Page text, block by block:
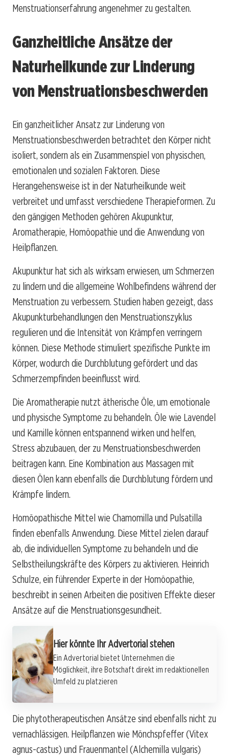
Menstruationserfahrung angenehmer zu gestalten.
Ganzheitliche Ansätze der
Naturheilkunde zur Linderung
von Menstruationsbeschwerden
Ein ganzheitlicher Ansatz zur Linderung von
Menstruationsbeschwerden betrachtet den Körper nicht
isoliert, sondern als ein Zusammenspiel von physischen,
emotionalen und sozialen Faktoren. Diese
Herangehensweise ist in der Naturheilkunde weit
verbreitet und umfasst verschiedene Therapieformen. Zu
den gängigen Methoden gehören Akupunktur,
Aromatherapie, Homöopathie und die Anwendung von
Heilpflanzen.
Akupunktur hat sich als wirksam erwiesen, um Schmerzen
zu lindern und die allgemeine Wohlbefindens während der
Menstruation zu verbessern. Studien haben gezeigt, dass
Akupunkturbehandlungen den Menstruationszyklus
regulieren und die Intensität von Krämpfen verringern
können. Diese Methode stimuliert spezifische Punkte im
Körper, wodurch die Durchblutung gefördert und das
Schmerzempfinden beeinflusst wird.
Die Aromatherapie nutzt ätherische Öle, um emotionale
und physische Symptome zu behandeln. Öle wie Lavendel
und Kamille können entspannend wirken und helfen,
Stress abzubauen, der zu Menstruationsbeschwerden
beitragen kann. Eine Kombination aus Massagen mit
diesen Ölen kann ebenfalls die Durchblutung fördern und
Krämpfe lindern.
Homöopathische Mittel wie Chamomilla und Pulsatilla
finden ebenfalls Anwendung. Diese Mittel zielen darauf
ab, die individuellen Symptome zu behandeln und die
Selbstheilungskräfte des Körpers zu aktivieren. Heinrich
Schulze, ein führender Experte in der Homöopathie,
beschreibt in seinen Arbeiten die positiven Effekte dieser
Ansätze auf die Menstruationsgesundheit.
Hier könnte Ihr Advertorial stehen
Ein Advertorial bietet Unternehmen die
Möglichkeit, ihre Botschaft direkt im redaktionellen
Umfeld zu platzieren
Die phytotherapeutischen Ansätze sind ebenfalls nicht zu
vernachlässigen. Heilpflanzen wie Mönchspfeffer (Vitex
agnus-castus) und Frauenmantel (Alchemilla vulgaris)